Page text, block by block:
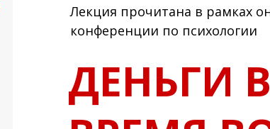
Лекция прочитана в рамках
конференции по психологии
ДЕНЬГИ